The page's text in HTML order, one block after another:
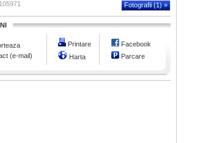
Fotografii (1) »
(e-mail)
Printare
Harta
Facebook
Parcare